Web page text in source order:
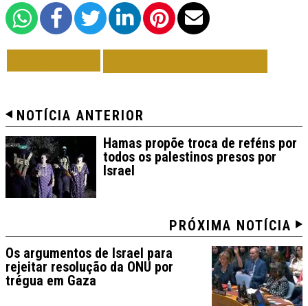
NOTÍCIA ANTERIOR
Hamas propõe troca de reféns por
todos os palestinos presos por
Israel
PRÓXIMA NOTÍCIA
Os argumentos de Israel para
rejeitar resolução da ONU por
trégua em Gaza